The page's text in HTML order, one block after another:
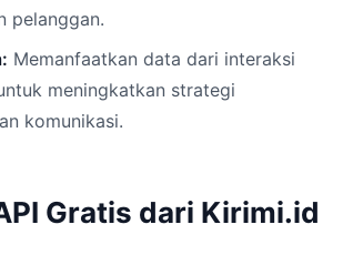
pelanggan.
Memanfaatkan data dari interaksi
meningkatkan strategi
komunikasi.
Gratis dari Kirimi.id